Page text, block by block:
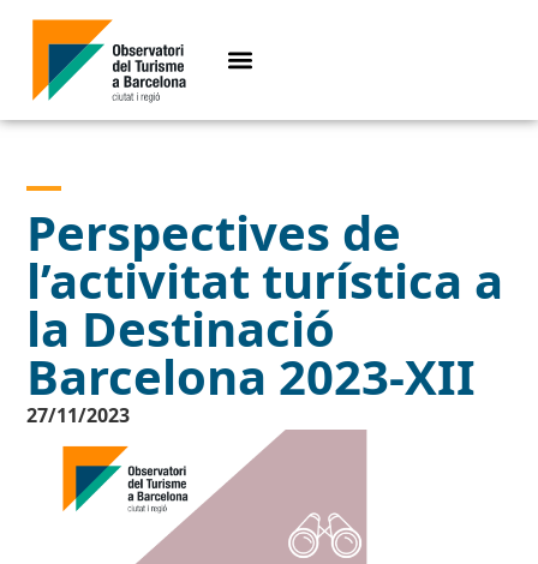
Perspectives de
l’activitat turística a
la Destinació
Barcelona 2023-XII
27/11/2023